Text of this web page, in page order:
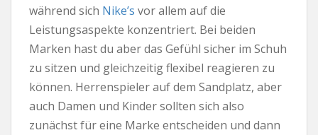
während sich Nike’s vor allem auf die
Leistungsaspekte konzentriert. Bei beiden
Marken hast du aber das Gefühl sicher im Schuh
zu sitzen und gleichzeitig flexibel reagieren zu
können. Herrenspieler auf dem Sandplatz, aber
auch Damen und Kinder sollten sich also
zunächst für eine Marke entscheiden und dann